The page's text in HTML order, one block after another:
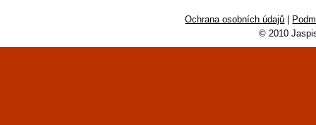
Ochrana osobních údajů
© 2010